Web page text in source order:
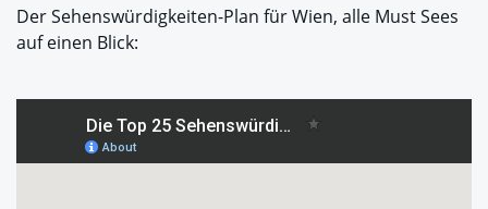
Der Sehenswürdigkeiten-Plan für Wien, alle Must Sees
auf einen Blick: